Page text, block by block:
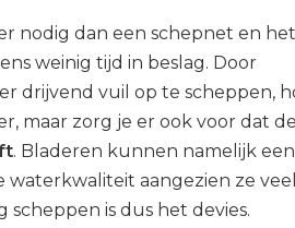
nodig dan een schepnet en het
weinig tijd in beslag. Door
drijvend vuil op te scheppen,
maar zorg je er ook voor dat de
. Bladeren kunnen namelijk een
aangezien ze veel
is dus het devies.